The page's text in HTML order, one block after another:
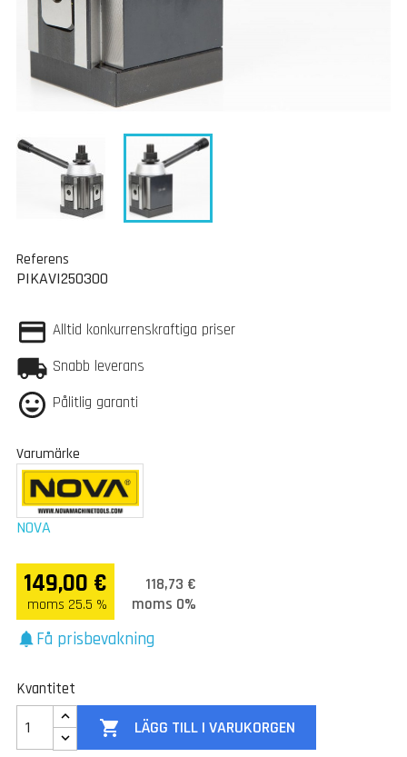
Referens
PIKAVI250300
Alltid konkurrenskraftiga priser
Snabb leverans
Pålitlig garanti
Varumärke
NOVA
149,00 €
moms 25.5 %
118,73 €
moms 0%
notificationsFå prisbevakning
Kvantitet
 LÄGG TILL I VARUKORGEN